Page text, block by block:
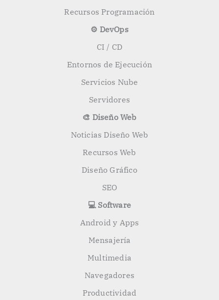
Recursos Programación
⚙️ DevOps
CI / CD
Entornos de Ejecución
Servicios Nube
Servidores
🎨 Diseño Web
Noticias Diseño Web
Recursos Web
Diseño Gráfico
SEO
💻 Software
Android y Apps
Mensajería
Multimedia
Navegadores
Productividad